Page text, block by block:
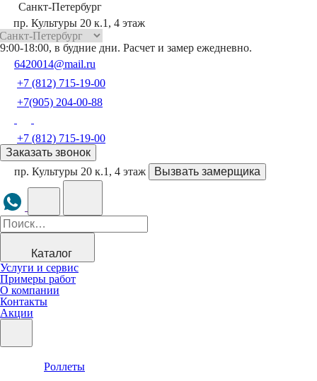
Санкт-Петербург
пр. Культуры 20 к.1, 4 этаж
9:00-18:00, в будние дни. Расчет и замер ежедневно.
6420014@mail.ru
+7 (812) 715-19-00
+7(905) 204-00-88
+7 (812) 715-19-00
Заказать звонок
пр. Культуры 20 к.1, 4 этаж
Вызвать замерщика
Каталог
Услуги и сервис
Примеры работ
О компании
Контакты
Акции
Роллеты